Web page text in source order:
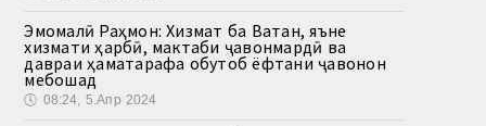
Эмомалӣ Раҳмон: Хизмат ба Ватан, яъне
хизмати ҳарбӣ, мактаби ҷавонмардӣ ва
давраи ҳаматарафа обутоб ёфтани ҷавонон
мебошад
🕔 08:24, 5.Апр 2024